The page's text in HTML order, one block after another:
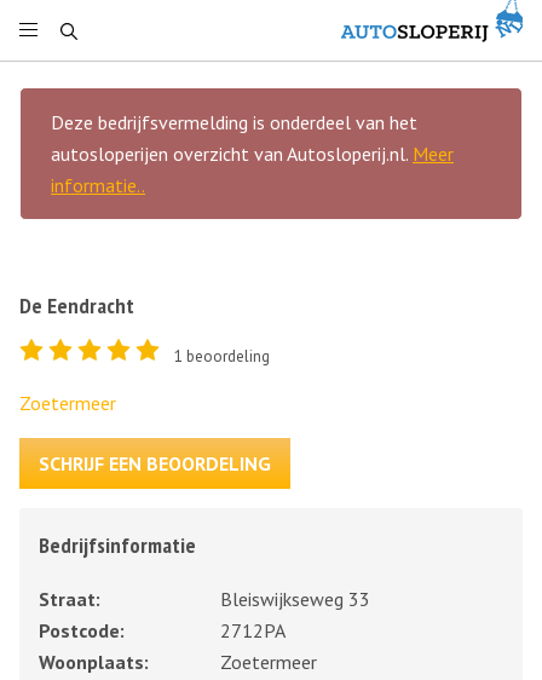
Deze bedrijfsvermelding is onderdeel van het
autosloperijen overzicht van Autosloperij.nl. Meer
informatie..
De Eendracht
1 beoordeling
Zoetermeer
SCHRIJF EEN BEOORDELING
Bedrijfsinformatie
Straat:
Bleiswijkseweg 33
Postcode:
2712PA
Woonplaats:
Zoetermeer